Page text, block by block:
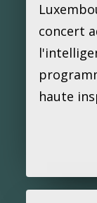
concert
haute